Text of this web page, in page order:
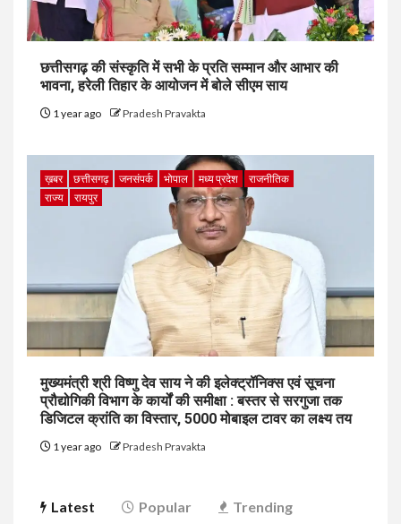
छत्तीसगढ़ की संस्कृति में सभी के प्रति सम्मान और आभार की
भावना, हरेली तिहार के आयोजन में बोले सीएम साय
1 year ago Pradesh Pravakta
ख़बर छत्तीसगढ़ जनसंपर्क भोपाल मध्य प्रदेश
राजनीतिक
राज्य
रायपुर
मुख्यमंत्री श्री विष्णु देव साय ने की इलेक्ट्रॉनिक्स एवं सूचना
प्रौद्योगिकी विभाग के कार्यों की समीक्षा : बस्तर से सरगुजा तक
डिजिटल क्रांति का विस्तार, 5000 मोबाइल टावर का लक्ष्य तय
1 year ago Pradesh Pravakta
Latest Popular Trending